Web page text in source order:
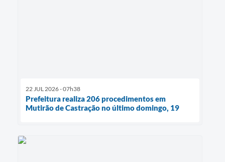
22 JUL 2026 - 07h38
Prefeitura realiza 206 procedimentos em
Mutirão de Castração no último domingo, 19